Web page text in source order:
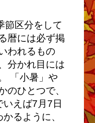
節区分をして
暦には必ず掲
われるもの
分かれ目には
「小暑」や
のひとつで、
えば7月7日
るように、